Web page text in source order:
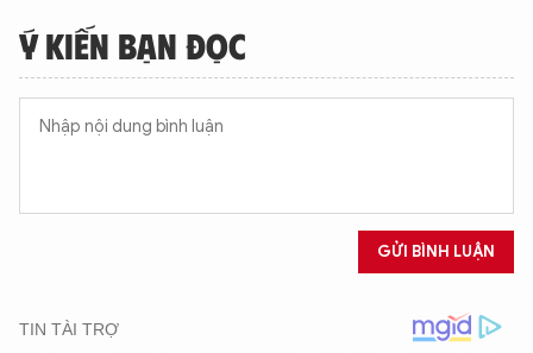
Ý KIẾN BẠN ĐỌC
GỬI BÌNH LUẬN